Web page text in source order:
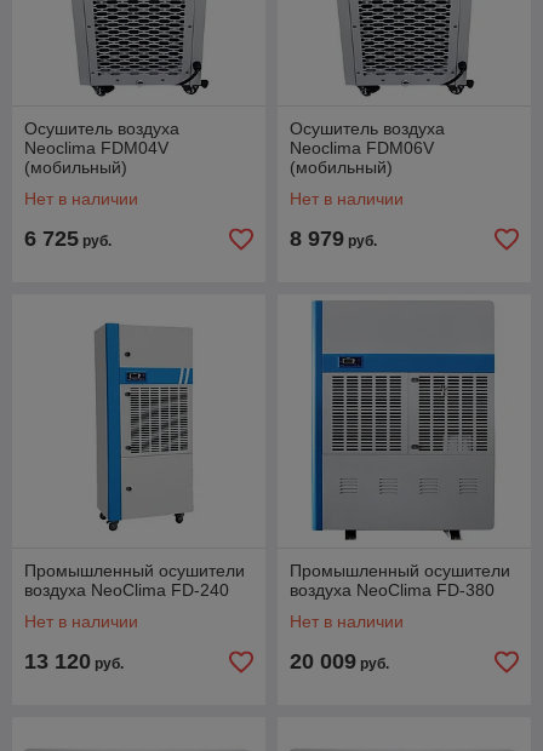
Осушитель воздуха
Neoclima FDM04V
(мобильный)
Нет в наличии
6 725 руб.
Осушитель воздуха
Neoclima FDM06V
(мобильный)
Нет в наличии
8 979 руб.
Промышленный осушители
воздуха NeoClima FD-240
Нет в наличии
13 120 руб.
Промышленный осушители
воздуха NeoClima FD-380
Нет в наличии
20 009 руб.